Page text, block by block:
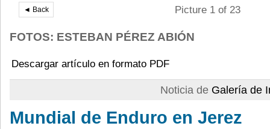
◄ Back Picture 1 of 23
FOTOS: ESTEBAN PÉREZ ABIÓN
Descargar artículo en formato PDF
Noticia de Galería de
Mundial de Enduro en Jerez